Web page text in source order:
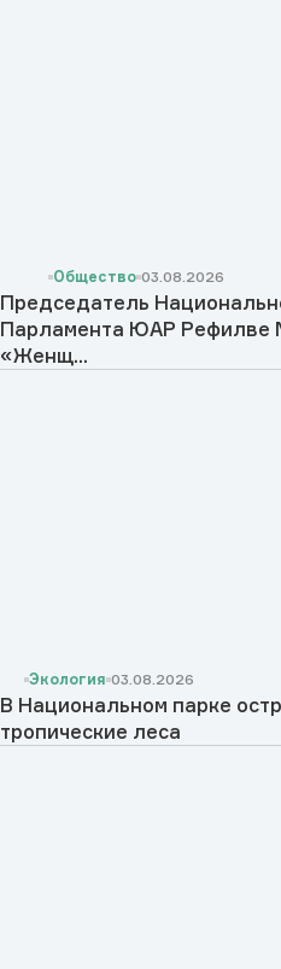
Общество 03.08.2026
Председатель
Парламента ЮАР Рефилве
«Женщ...
Экология 03.08.2026
В Национальном парке
тропические леса